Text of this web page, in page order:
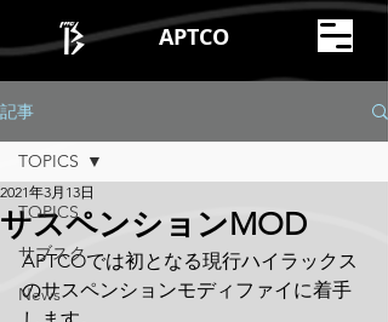
APTCO
記事
TOPICS
サブスク
News
TOPICS
サスペンションMOD
2021年3月13日
APTCOでは初となる現行ハイラックス
のサスペンションモディファイに着手